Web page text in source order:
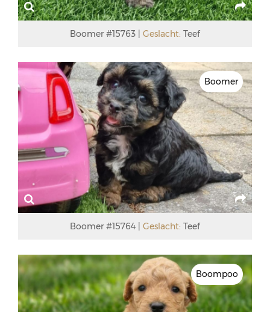
Boomer #15763 Geslacht: Teef
Boomer
Boomer #15764 Geslacht: Teef
Boompoo